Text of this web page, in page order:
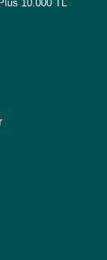
10.000 TL